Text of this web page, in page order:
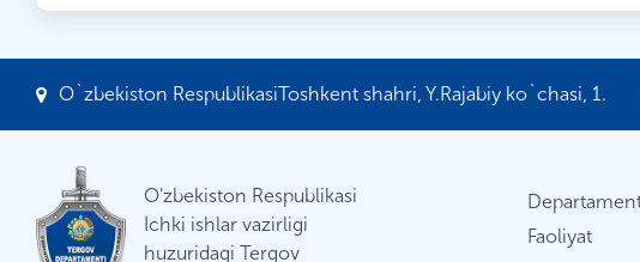
O`zbekiston RespublikasiToshkent shahri, Y.Rajabiy ko`chasi, 1.
O'zbekiston Respublikasi
Ichki ishlar vazirligi
huzuridagi Tergov
Faoliyat